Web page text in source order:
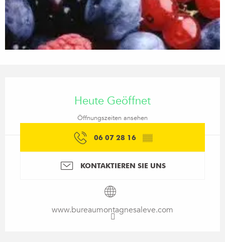
Heute Geöffnet
Öffnungszeiten ansehen
06 07 28 16 ▒▒
KONTAKTIEREN SIE UNS
www.bureaumontagnesaleve.com